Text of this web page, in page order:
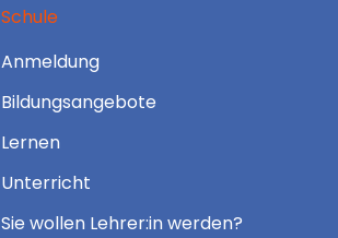
Schule
Anmeldung
Bildungsangebote
Lernen
Unterricht
Sie wollen Lehrer:in werden?